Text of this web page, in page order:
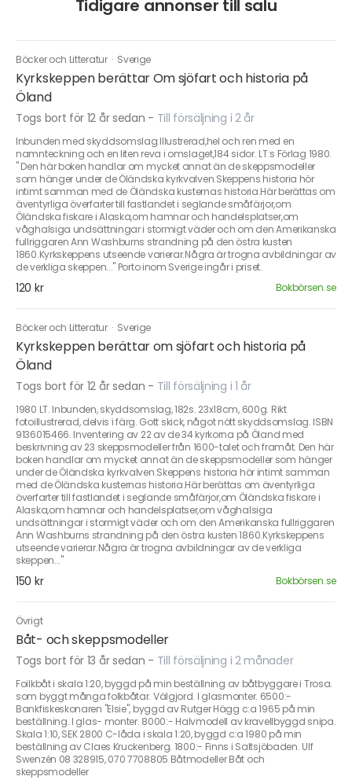
Tidigare annonser till salu
Böcker och Litteratur · Sverige
Kyrkskeppen berättar Om sjöfart och historia på
Öland
Togs bort för 12 år sedan - Till försäljning i 2 år
Inbunden med skyddsomslag.Illustrerad,hel och ren med en
namnteckning och en liten reva i omslaget,184 sidor. LT:s Förlag 1980.
" Den här boken handlar om mycket annat än de skeppsmodeller
som hänger under de Öländska kyrkvalven.Skeppens historia hör
intimt samman med de Öländska kusternas historia.Här berättas om
äventyrliga överfarter till fastlandet i seglande småfärjor,om
Öländska fiskare i Alaska,om hamnar och handelsplatser,om
våghalsiga undsättningar i stormigt väder och om den Amerikanska
fullriggaren Ann Washburns strandning på den östra kusten
1860.Kyrkskeppens utseende varierar.Några är trogna avbildningar av
de verkliga skeppen..." Porto inom Sverige ingår i priset.
120 kr Bokbörsen.se
Böcker och Litteratur · Sverige
Kyrkskeppen berättar om sjöfart och historia på
Öland
Togs bort för 12 år sedan - Till försäljning i 1 år
1980 LT. Inbunden, skyddsomslag, 182s. 23x18cm, 600g. Rikt
fotoillustrerad, delvis i färg. Gott skick, något nött skyddsomslag. ISBN
9136015466. Inventering av 22 av de 34 kyrkorna på Öland med
beskrivning av 23 skeppsmodeller från 1600-talet och framåt. Den här
boken handlar om mycket annat än de skeppsmodeller som hänger
under de Öländska kyrkvalven.Skeppens historia hör intimt samman
med de Öländska kusternas historia.Här berättas om äventyrliga
överfarter till fastlandet i seglande småfärjor,om Öländska fiskare i
Alaska,om hamnar och handelsplatser,om våghalsiga
undsättningar i stormigt väder och om den Amerikanska fullriggaren
Ann Washburns strandning på den östra kusten 1860.Kyrkskeppens
utseende varierar.Några är trogna avbildningar av de verkliga
skeppen..."
150 kr Bokbörsen.se
Övrigt
Båt- och skeppsmodeller
Togs bort för 13 år sedan - Till försäljning i 2 månader
Foilkbåt i skala 1:20, byggd på min beställning av båtbyggare i Trosa.
som byggt många folkbåtar. Välgjord. I glasmonter. 6500:-
Bankfiskeskonaren "Elsie", byggd av Rutger Hägg c:a 1965 på min
beställning. I glas- monter. 8000:- Halvmodell av kravellbyggd snipa.
Skala 1:10, SEK 2800 C-låda i skala 1:20, byggd c:a 1980 på min
beställning av Claes Kruckenberg. 1800:- Finns i Saltsjöbaden. Ulf
Swenzén 08 328915, 070 7708805 Båtmodeller Båt och
skeppsmodeller